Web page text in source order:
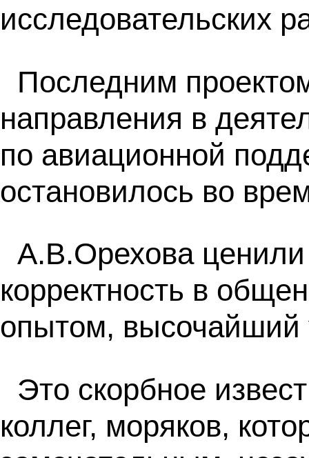
исследовательских
Последним
направления в
по авиационной
остановилось во
А.В.Орехова ценили
корректность в
опытом, высочайший
Это скорбное
коллег, моряков,